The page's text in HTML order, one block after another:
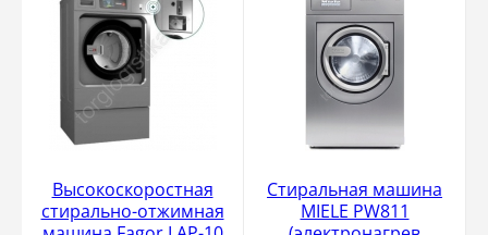
Высокоскоростная
стирально-отжимная
Стиральная машина
MIELE PW811